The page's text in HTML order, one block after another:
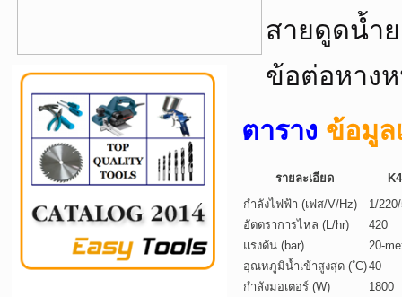
สายดูดน้ำ
ข้อต่อหาง
ตาราง ข้อมูล
รายละเอียด
กำลังไฟฟ้า (เฟส/V/Hz)
1/
อัตตราการไหล (L/hr)
420
แรงดัน (bar)
20-
อุณหภูมิน้ำเข้าสูงสุด ( ํC)40
กำลังมอเตอร์ (W)
1800